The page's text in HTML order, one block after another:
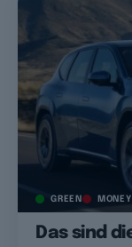
GREEN MONEY
Das sind